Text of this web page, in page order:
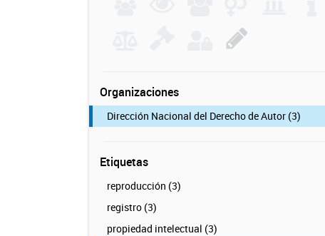
Organizaciones
Dirección Nacional del Derecho de Autor (3)
Etiquetas
reproducción (3)
registro (3)
propiedad intelectual (3)